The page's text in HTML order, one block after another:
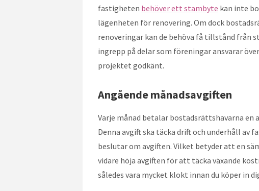
fastigheten behöver ett stambyte kan inte
lägenheten för renovering. Om dock
renoveringar kan de behöva få tillstånd från
ingrepp på delar som föreningar ansvarar
projektet godkänt.
Angående månadsavgiften
Varje månad betalar bostadsrättshavarna
Denna avgift ska täcka drift och underhåll av
beslutar om avgiften. Vilket betyder att en
vidare höja avgiften för att täcka växande
således vara mycket klokt innan du köper in